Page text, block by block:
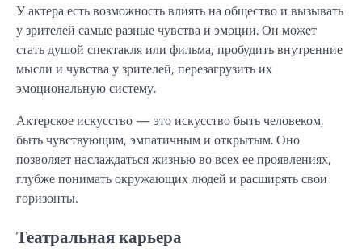
У актера есть возможность влиять на общество и вызывать
у зрителей самые разные чувства и эмоции. Он может
стать душой спектакля или фильма, пробудить внутренние
мысли и чувства у зрителей, перезагрузить их
эмоциональную систему.
Актерское искусство — это искусство быть человеком,
быть чувствующим, эмпатичным и открытым. Оно
позволяет наслаждаться жизнью во всех ее проявлениях,
глубже понимать окружающих людей и расширять свои
горизонты.
Театральная карьера